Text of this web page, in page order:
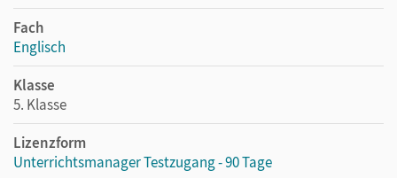
Fach
Englisch
Klasse
5. Klasse
Lizenzform
Unterrichtsmanager Testzugang - 90 Tage